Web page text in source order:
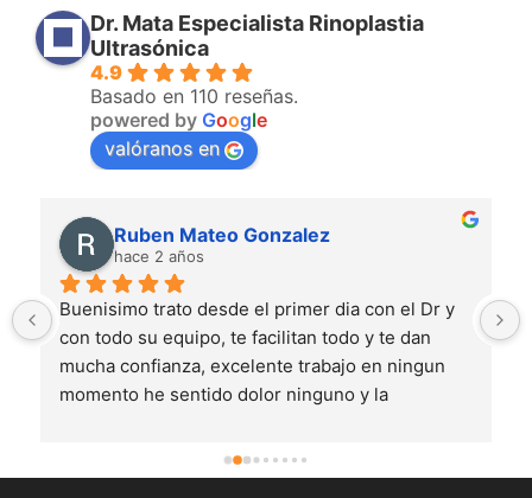
Dr. Mata Especialista Rinoplastia
Ultrasónica
4.9
Basado en 110 reseñas.
powered by Google
valóranos en
Ruben Mateo Gonzalez
hace 2 años
Buenisimo trato desde el primer dia con el Dr y
con todo su equipo, te facilitan todo y te dan
mucha confianza, excelente trabajo en ningun
momento he sentido dolor ninguno y la
contento con el resultado es mejor de lo que
esperaba